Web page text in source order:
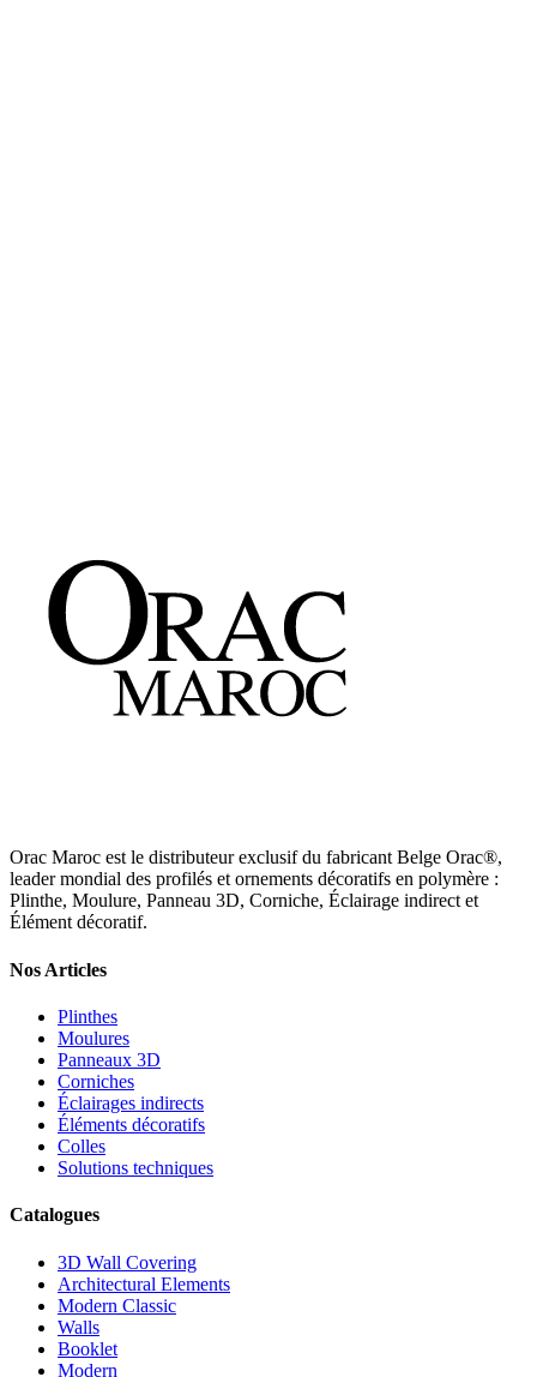
Orac Maroc est le distributeur exclusif du fabricant Belge Orac®,
leader mondial des profilés et ornements décoratifs en polymère :
Plinthe, Moulure, Panneau 3D, Corniche, Éclairage indirect et
Élément décoratif.
Nos Articles
Plinthes
Moulures
Panneaux 3D
Corniches
Éclairages indirects
Éléments décoratifs
Colles
Solutions techniques
Catalogues
3D Wall Covering
Architectural Elements
Modern Classic
Walls
Booklet
Modern